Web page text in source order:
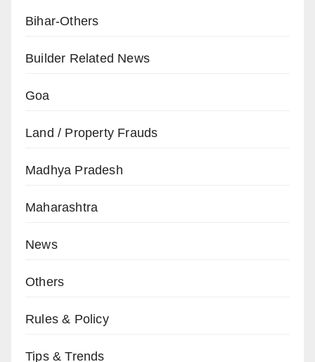
Bihar-Others
Builder Related News
Goa
Land / Property Frauds
Madhya Pradesh
Maharashtra
News
Others
Rules & Policy
Tips & Trends